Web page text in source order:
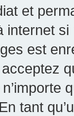
et
internet
est
tant